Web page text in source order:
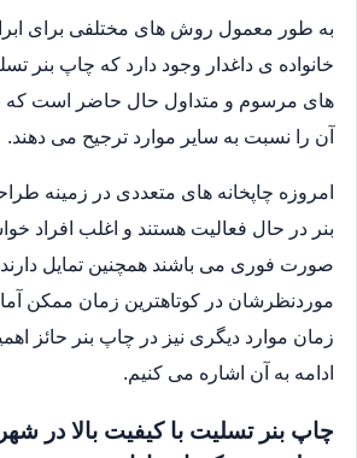
به طور معمول روش های مختلفی برای
خانواده ی داغدار وجود دارد که چاپ بنر
های مرسوم و متداول حال حاضر است که
آن را نسبت به سایر موارد ترجیح می دهند.
امروزه چاپخانه های متعددی در زمینه
بنر در حال فعالیت هستند و اغلب افراد
صورت فوری می باشند همچنین تمایل دارند
موردنظرشان در کوتاهترین زمان ممکن
زمان موارد دیگری نیز در چاپ بنر حائز
ادامه به آن اشاره می کنیم.
چاپ بنر تسلیت با کیفیت بالا در